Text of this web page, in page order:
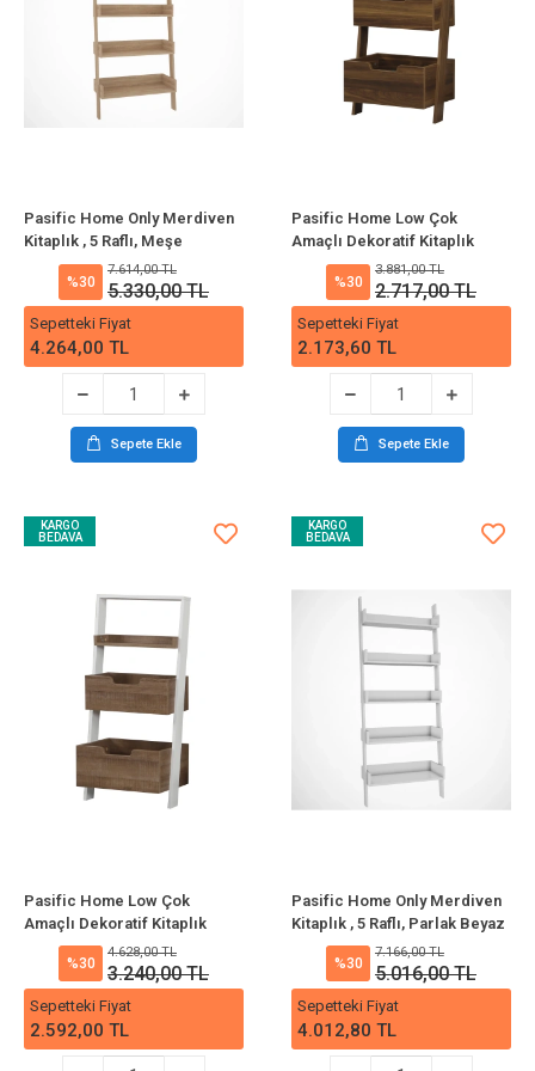
Pasific Home Only Merdiven
Kitaplık , 5 Raflı, Meşe
%30
7.614,00 TL
5.330,00 TL
Sepetteki Fiyat
4.264,00 TL
Sepete Ekle
Pasific Home Low Çok
Amaçlı Dekoratif Kitaplık
,Ceviz, Montessori Dolap
%30
3.881,00 TL
2.717,00 TL
Sepetteki Fiyat
2.173,60 TL
Sepete Ekle
KARGO
BEDAVA
Pasific Home Low Çok
Amaçlı Dekoratif Kitaplık
,Koyu Meşe & Beyaz,
Montessori Dolap
%30
4.628,00 TL
3.240,00 TL
Sepetteki Fiyat
2.592,00 TL
KARGO
BEDAVA
Pasific Home Only Merdiven
Kitaplık , 5 Raflı, Parlak Beyaz
%30
7.166,00 TL
5.016,00 TL
Sepetteki Fiyat
4.012,80 TL